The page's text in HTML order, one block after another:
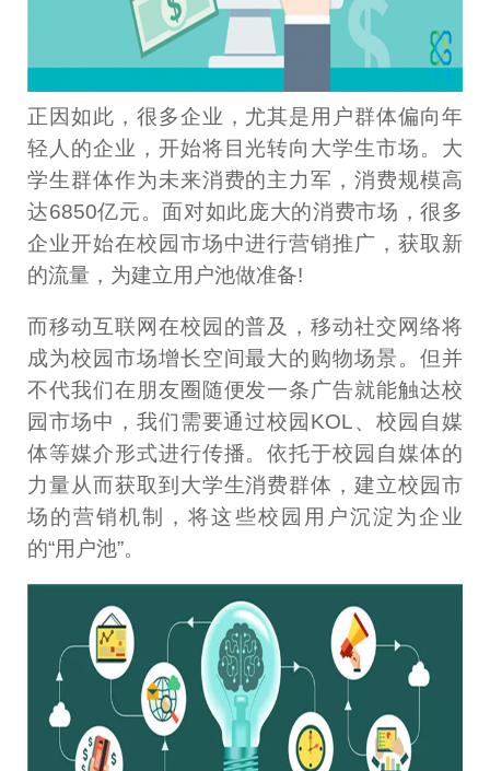
正因如此，很多企业，尤其是用户群体偏向年
轻人的企业，开始将目光转向大学生市场。大
学生群体作为未来消费的主力军，消费规模高
达6850亿元。面对如此庞大的消费市场，很多
企业开始在校园市场中进行营销推广，获取新
的流量，为建立用户池做准备!
而移动互联网在校园的普及，移动社交网络将
成为校园市场增长空间最大的购物场景。但并
不代我们在朋友圈随便发一条广告就能触达校
园市场中，我们需要通过校园KOL、校园自媒
体等媒介形式进行传播。依托于校园自媒体的
力量从而获取到大学生消费群体，建立校园市
场的营销机制，将这些校园用户沉淀为企业
的“用户池”。